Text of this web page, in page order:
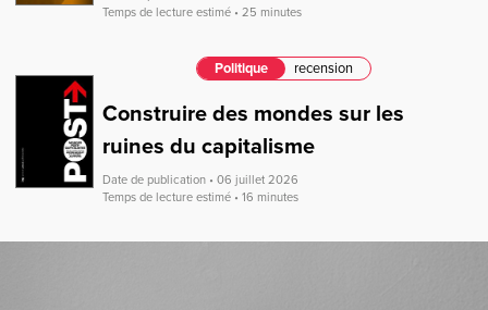
Temps de lecture estimé • 25 minutes
Politique recension
Construire des mondes sur les
ruines du capitalisme
Date de publication • 06 juillet 2026
Temps de lecture estimé • 16 minutes